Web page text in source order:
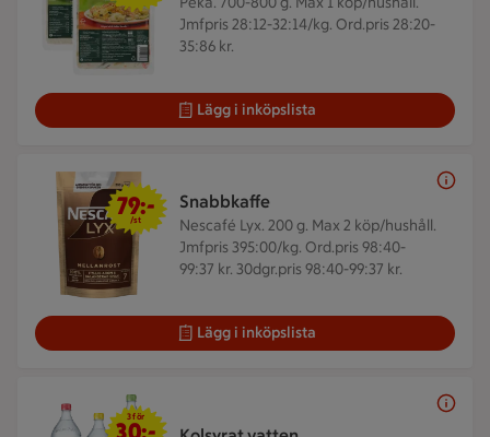
Jmfpris 28:12-32:14/kg. Ord.pris 28:20-
35:86 kr.
Lägg i inköpslista
Snabbkaffe
Nescafé Lyx. 200 g. Max 2 köp/hushåll.
Jmfpris 395:00/kg. Ord.pris 98:40-
99:37 kr. 30dgr.pris 98:40-99:37 kr.
79 kr/st
79:-
/st
Lägg i inköpslista
3 för 30 kr
3 för